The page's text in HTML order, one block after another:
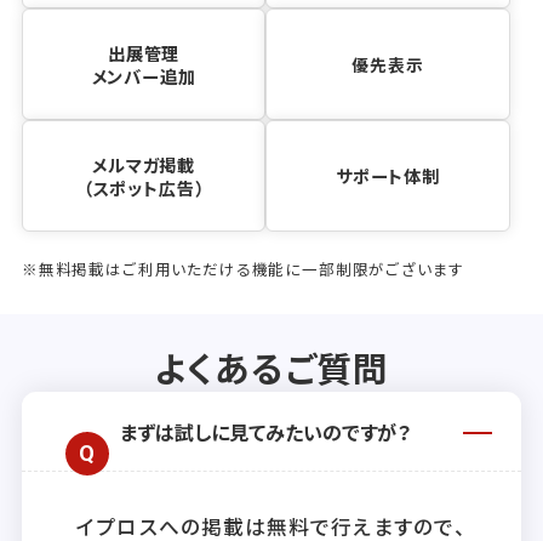
出展管理
メンバー追加
優先表示
メルマガ掲載
（スポット広告）
サポート体制
※無料掲載はご利用いただける機能に一部制限がございます
よくあるご質問
まずは試しに見てみたいのですが？
イプロスへの掲載は無料で行えますので、